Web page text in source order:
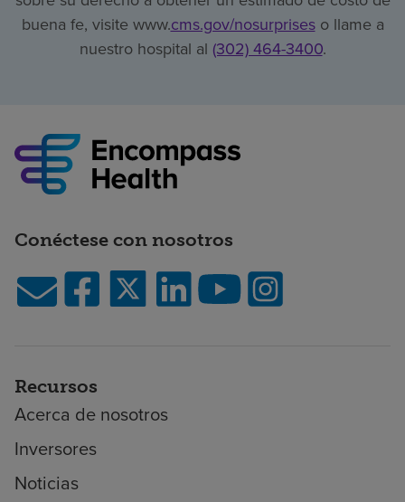
buena fe, visite www.cms.gov/nosurpriseso llame a
nuestro hospital al (302) 464-3400.
Conéctese con nosotros
Recursos
Acerca de nosotros
Inversores
Noticias